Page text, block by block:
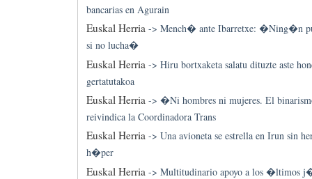
bancarias en Agurain
Euskal Herria-> Mench� ante Ibarretxe: �Ning�n
si no lucha�
Euskal Herria -> Hiru bortxaketa salatu dituzte aste
gertatutakoa
Euskal Herria-> �Ni hombres ni mujeres. El
reivindica la Coordinadora Trans
Euskal Herria-> Una avioneta se estrella en Irun sin
h�per
Euskal Herria -> Multitudinario apoyo a los �ltimos